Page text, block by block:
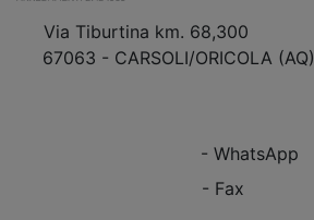
Via Tiburtina km. 68,300
67063 - CARSOLI/ORICOLA (AQ)
- WhatsApp
- Fax